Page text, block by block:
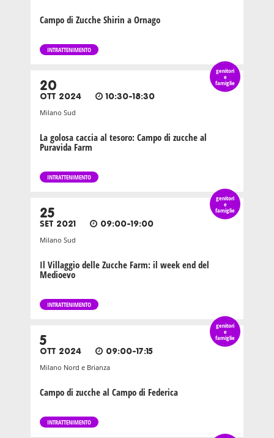
Campo di Zucche Shirin a Ornago
INTRATTENIMENTO
genitori
e
famiglie
20
OTT 2024 10:30-18:30
Milano Sud
La golosa caccia al tesoro: Campo di zucche al
Puravida Farm
INTRATTENIMENTO
genitori
e
famiglie
25
SET 2021 09:00-19:00
Milano Sud
Il Villaggio delle Zucche Farm: il week end del
Medioevo
INTRATTENIMENTO
genitori
e
famiglie
5
OTT 2024 09:00-17:15
Milano Nord e Brianza
Campo di zucche al Campo di Federica
INTRATTENIMENTO